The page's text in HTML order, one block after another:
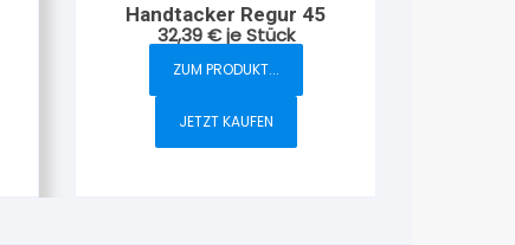
Handtacker Regur 45
32,39€ je Stück
ZUM PRODUKT...
JETZT KAUFEN